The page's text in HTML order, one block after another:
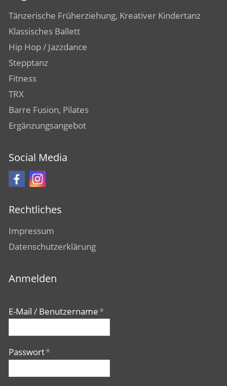
Tänzerische Früherziehung, Kreativer Kindertanz
Klassisches Ballett
Hip Hop / Jazzdance
Stepptanz
Fitness
TRX
Barre Fusion, Pilates
Ergänzungsangebot
Social Media
Rechtliches
Impressum
Datenschutzerklärung
Anmelden
E-Mail / Benutzername*
Passwort*